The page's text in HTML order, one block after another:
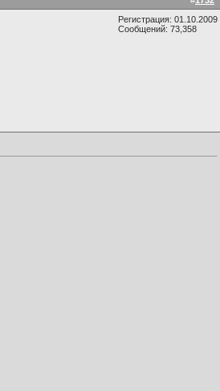
Регистрация: 01.10.2009
Сообщений: 73,358